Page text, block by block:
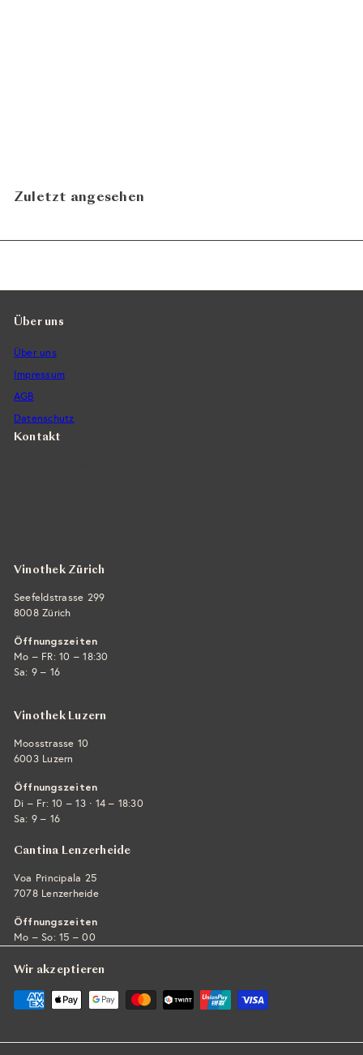
Zuletzt angesehen
Über uns
Über uns
Impressum
AGB
Datenschutz
Kontakt
Vinothek Zürich
Seefeldstrasse 299
8008 Zürich
Öffnungszeiten
Mo – FR: 10 – 18:30
Sa: 9 – 16
Vinothek Luzern
Moosstrasse 10
6003 Luzern
Öffnungszeiten
Di – Fr: 10 – 13 · 14 – 18:30
Sa: 9 – 16
Cantina Lenzerheide
Voa Principala 25
7078 Lenzerheide
Öffnungszeiten
Mo – So: 15 – 00
Wir akzeptieren